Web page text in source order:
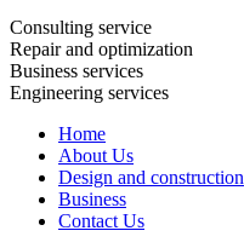
Consulting service
Repair and optimization
Business services
Engineering services
Home
About Us
Design and construction
Business
Contact Us